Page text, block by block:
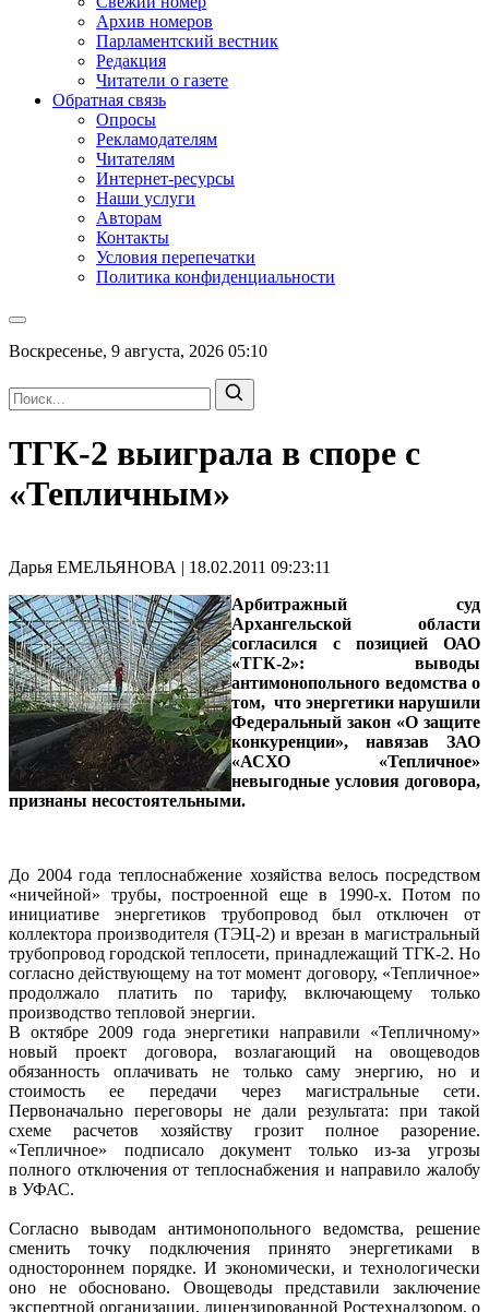
Архив номеров
Парламентский вестник
Редакция
Читатели о газете
Обратная связь
Опросы
Рекламодателям
Читателям
Интернет-ресурсы
Наши услуги
Авторам
Контакты
Условия перепечатки
Политика конфиденциальности
Воскресенье, 9 августа, 2026 05:10
ТГК-2 выиграла в споре с
«Тепличным»
Дарья ЕМЕЛЬЯНОВА | 18.02.2011 09:23:11
Арбитражный суд
Архангельской области
согласился с позицией ОАО
«ТГК-2»: выводы
антимонопольного ведомства о
том, что энергетики нарушили
Федеральный закон «О защите
конкуренции», навязав ЗАО
«АСХО «Тепличное»
невыгодные условия договора,
признаны несостоятельными.
До 2004 года теплоснабжение хозяйства велось посредством
«ничейной» трубы, построенной еще в 1990-х. Потом по
инициативе энергетиков трубопровод был отключен от
коллектора производителя (ТЭЦ-2) и врезан в магистральный
трубопровод городской теплосети, принадлежащий ТГК-2. Но
согласно действующему на тот момент договору, «Тепличное»
продолжало платить по тарифу, включающему только
производство тепловой энергии.
В октябре 2009 года энергетики направили «Тепличному»
новый проект договора, возлагающий на овощеводов
обязанность оплачивать не только саму энергию, но и
стоимость ее передачи через магистральные сети.
Первоначально переговоры не дали результата: при такой
схеме расчетов хозяйству грозит полное разорение.
«Тепличное» подписало документ только из-за угрозы
полного отключения от теплоснабжения и направило жалобу
в УФАС.
Согласно выводам антимонопольного ведомства, решение
сменить точку подключения принято энергетиками в
одностороннем порядке. И экономически, и технологически
оно не обосновано. Овощеводы представили заключение
экспертной организации, лицензированной Ростехнадзором, о